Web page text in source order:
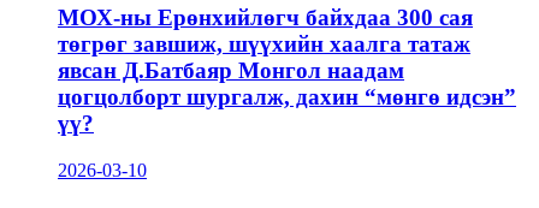
МОХ-ны Ерөнхийлөгч байхдаа 300 сая
төгрөг завшиж, шүүхийн хаалга татаж
явсан Д.Батбаяр Монгол наадам
цогцолборт шургалж, дахин “мөнгө идсэн”
үү?
2026-03-10